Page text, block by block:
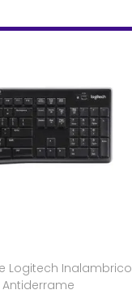
Logitech Inalambrico
Antiderrame